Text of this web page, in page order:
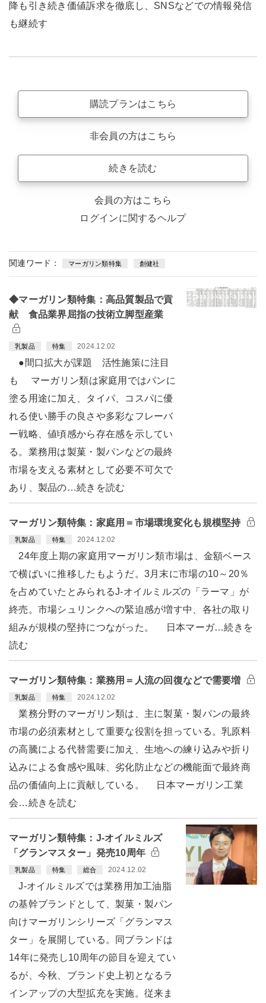
降も引き続き価値訴求を徹底し、SNSなどでの情報発信
も継続す
購読プランはこちら
非会員の方はこちら
続きを読む
会員の方はこちら
ログインに関するヘルプ
関連ワード： マーガリン類特集 創健社
◆マーガリン類特集：高品質製品で貢
献 食品業界屈指の技術立脚型産業
乳製品 特集 2024.12.02
●間口拡大が課題 活性施策に注目
も マーガリン類は家庭用ではパンに
塗る用途に加え、タイパ、コスパに優
れる使い勝手の良さや多彩なフレーバ
ー戦略、値頃感から存在感を示してい
る。業務用は製菓・製パンなどの最終
市場を支える素材として必要不可欠で
あり、製品の…続きを読む
マーガリン類特集：家庭用＝市場環境変化も規模堅持
乳製品 特集 2024.12.02
24年度上期の家庭用マーガリン類市場は、金額ベース
で横ばいに推移したもようだ。3月末に市場の10～20％
を占めていたとみられるJ-オイルミルズの「ラーマ」が
終売。市場シュリンクへの緊迫感が増す中、各社の取り
組みが規模の堅持につながった。 日本マーガ…続きを
読む
マーガリン類特集：業務用＝人流の回復などで需要増
乳製品 特集 2024.12.02
業務分野のマーガリン類は、主に製菓・製パンの最終
市場の必須素材として重要な役割を担っている。乳原料
の高騰による代替需要に加え、生地への練り込みや折り
込みによる食感や風味、劣化防止などの機能面で最終商
品の価値向上に貢献している。 日本マーガリン工業
会…続きを読む
マーガリン類特集：J-オイルミルズ
「グランマスター」発売10周年
乳製品 特集 総合 2024.12.02
J-オイルミルズでは業務用加工油脂
の基幹ブランドとして、製菓・製パン
向けマーガリンシリーズ「グランマス
ター」を展開している。同ブランドは
14年に発売し10周年の節目を迎えてい
るが、今秋、ブランド史上初となるラ
インアップの大型拡充を実施。従来ま